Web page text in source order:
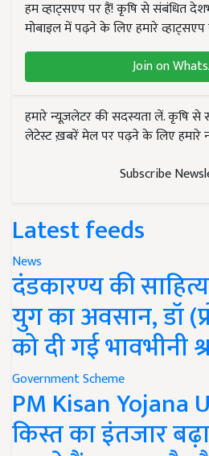
हम व्हाट्सएप पर हैं! कृषि से संबंधित
मोबाइल में पढ़ने के लिए हमारे
Join on
हमारे न्यूज़लेटर की सदस्यता लें. कृषि से
लेटेस्ट ख़बरें मेल पर पढ़ने के लिए हमारे
Subscribe
Latest feeds
News
दंडकारण्य की
युग का अवसान, डॉ
को दी गई भावभीनी
Government Scheme
PM Kisan Yojana
किस्त का इंतजार